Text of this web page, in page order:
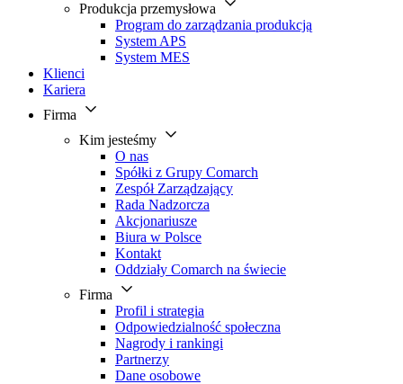
Produkcja przemysłowa
Program do zarządzania produkcją
System APS
System MES
Klienci
Kariera
Firma
Kim jesteśmy
O nas
Spółki z Grupy Comarch
Zespół Zarządzający
Rada Nadzorcza
Akcjonariusze
Biura w Polsce
Kontakt
Oddziały Comarch na świecie
Firma
Profil i strategia
Odpowiedzialność społeczna
Nagrody i rankingi
Partnerzy
Dane osobowe